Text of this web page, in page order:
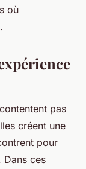
où
pas
créent une
pour
Dans ces